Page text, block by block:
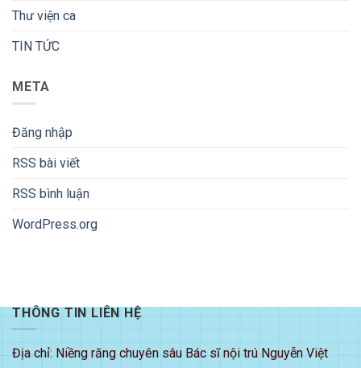
Thư viện ca
TIN TỨC
META
Đăng nhập
RSS bài viết
RSS bình luận
WordPress.org
THÔNG TIN LIÊN HỆ
Địa chỉ: Niềng răng chuyên sâu Bác sĩ nội trú Nguyễn Việt